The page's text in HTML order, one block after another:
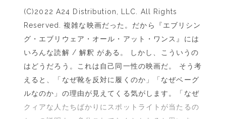
電
を
逃
さ
な
(C)2022 A24 Distribution, LLC. All Rights
Reserved. 複雑な映画だった。だから『エブリシン
グ・エブリウェア・オール・アット・ワンス』には
いろんな読解 / 解釈 がある。 しかし、こういうの
はどうだろう。これは自己同一性の映画だ。 そう考
えると、「なぜ靴を反対に履くのか」「なぜベーグ
ルなのか」の理由が見えてくる気がします。「なぜ
クィアな人たちばかりにスポットライトが当たるの